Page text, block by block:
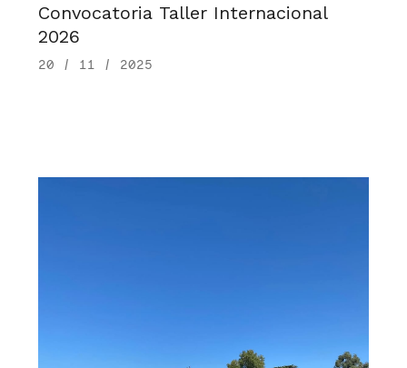
Convocatoria Taller Internacional
2026
20 / 11 / 2025